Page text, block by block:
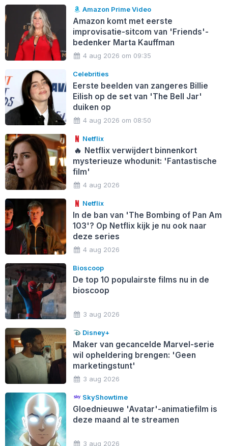
Amazon Prime Video
Amazon komt met eerste
improvisatie-sitcom van 'Friends'-
bedenker Marta Kauffman
4 aug 2026 om 09:35
Celebrities
Eerste beelden van zangeres Billie
Eilish op de set van 'The Bell Jar'
duiken op
4 aug 2026 om 08:50
Netflix
🔥 Netflix verwijdert binnenkort
mysterieuze whodunit: 'Fantastische
film'
4 aug 2026
Netflix
In de ban van 'The Bombing of Pan Am
103'? Op Netflix kijk je nu ook naar
deze series
4 aug 2026
Bioscoop
De top 10 populairste films nu in de
bioscoop
3 aug 2026
Disney+
Maker van gecancelde Marvel-serie
wil opheldering brengen: 'Geen
marketingstunt'
3 aug 2026
SkyShowtime
Gloednieuwe 'Avatar'-animatiefilm is
deze maand al te streamen
3 aug 2026